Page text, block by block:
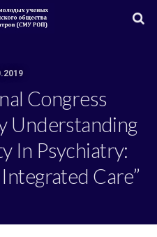
Congress
Understanding
In Psychiatry:
Care”